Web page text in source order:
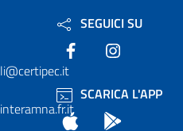
SEGUICI SU
Facebook
SCARICA L'APP
App Store